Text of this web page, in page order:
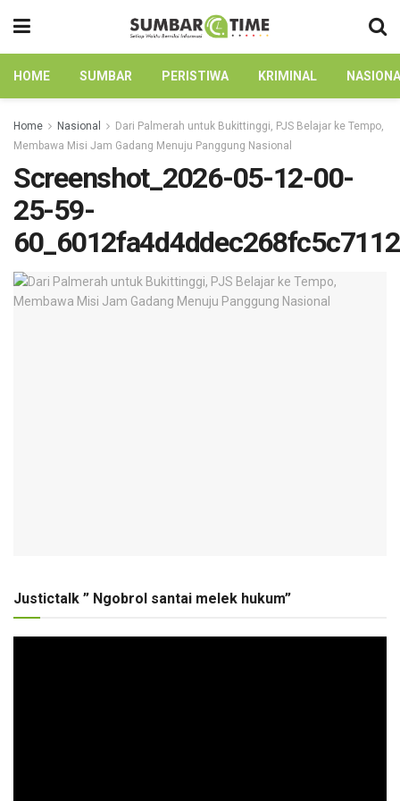
HOME SUMBAR PERISTIWA KRIMINAL
Home Nasional
Dari Palmerah untuk Bukittinggi, PJS Belajar ke Tempo,
Membawa Misi Jam Gadang Menuju Panggung Nasional
Screenshot_2026-05-12-00-
25-59-
Justictalk ” Ngobrol santai melek hukum”